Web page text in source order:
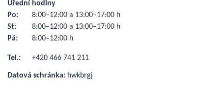
Úřední hodiny
Po:
8:00–12:00 a 13:00–17:00 h
St:
8:00–12:00 a 13:00–17:00 h
Pá:
8:00–12:00 h
Tel.: +420 466 741 211
Datová schránka: hwkbrgj